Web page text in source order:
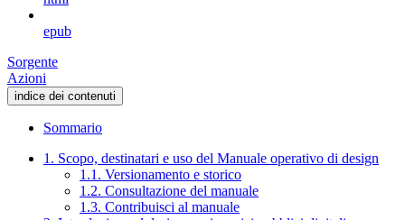
epub
Sorgente
Azioni
indice dei contenuti
Sommario
1. Scopo, destinatari e uso del Manuale operativo di design
1.1. Versionamento e storico
1.2. Consultazione del manuale
1.3. Contribuisci al manuale